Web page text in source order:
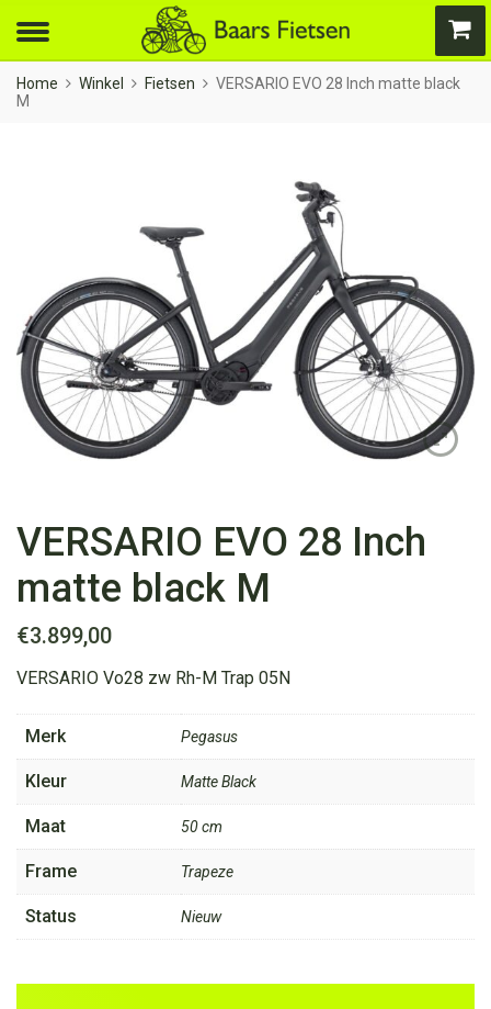
Home Winkel Fietsen
VERSARIO EVO 28 Inch matte black
M
VERSARIO EVO 28 Inch
matte black M
€3.899,00
VERSARIO Vo28 zw Rh-M Trap 05N
Merk Pegasus
Kleur Matte Black
Maat 50 cm
Frame Trapeze
Status Nieuw